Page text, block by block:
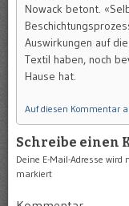
Nowack betont.
Auswirkungen auf
Textil haben, noch
Hause hat.
Auf diesen Kommentar
Schreibe einen
Deine E-Mail-Adresse wird
markiert